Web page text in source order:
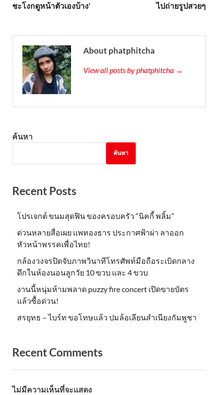
ชะโงกดูหน้าตัวเองบ้าง’
ไปถ่ายรูปสวยๆ
About phatphitcha
View all posts by phatphitcha →
ค้นหา
ค้นหา
Recent Posts
โปรเจกต์ ขนมสุดฟิน ของครอบครัว “นิคกี้ พลิ้ม”
ด่วนหลายสื่อเผย แพทองธาร ประกาศฟ้าผ่า ลาออก
หัวหน้าพรรคเพื่อไทย!
กล้องวงจรปิดจับภาพวินาทีโทรศัพท์มือถือระเบิดกลาง
ดึกในห้องนอนลูกวัย 10 ขวบ และ 4 ขวบ
งานนี้หนุ่มห้ามพลาด puzzy fire concert เปิดขายบัตร
แล้วซื้อด่วน!
สรยุทธ – ไบร์ท ขอโทษแล้ว ปมล้อเลียนสำเนียงกัมพูชา
Recent Comments
ไม่มีความเห็นที่จะแสดง